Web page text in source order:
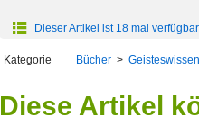
Dieser Artikel ist 18 mal verfügbar
Kategorie Bücher >
Diese Artikel